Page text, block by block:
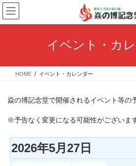
コ
ン
テ
ス
ナ
ビ
ゲ
ン
イベント・カ
HOME イベント・カレンダー
焱の博記念堂で開催されるイベント等の
※予告なく変更になる可能性がございま
2026年5月27日